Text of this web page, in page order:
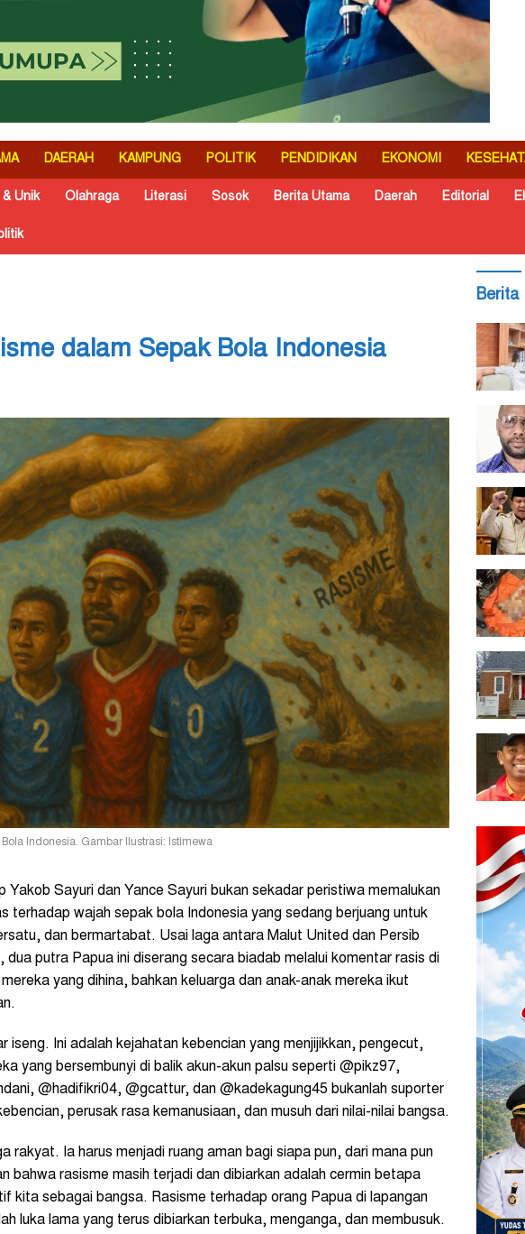
DAERAH KAMPUNG POLITIK PENDIDIKAN EKONOMI
& Unik Olahraga Literasi Sosok Berita Utama Daerah Editorial
dalam Sepak Bola Indonesia
Indonesia. Gambar Ilustrasi: Istimewa
Yakob Sayuri dan Yance Sayuri bukan sekadar peristiwa memalukan
terhadap wajah sepak bola Indonesia yang sedang berjuang untuk
dan bermartabat. Usai laga antara Malut United dan Persib
dua putra Papua ini diserang secara biadab melalui komentar rasis di
yang dihina, bahkan keluarga dan anak-anak mereka ikut
iseng. Ini adalah kejahatan kebencian yang menjijikkan, pengecut,
yang bersembunyi di balik akun-akun palsu seperti @pikz97,
@hadifikri04, @gcattur, dan @kadekagung45 bukanlah suporter
perusak rasa kemanusiaan, dan musuh dari nilai-nilai bangsa.
rakyat. Ia harus menjadi ruang aman bagi siapa pun, dari mana pun
bahwa rasisme masih terjadi dan dibiarkan adalah cermin betapa
kita sebagai bangsa. Rasisme terhadap orang Papua di lapangan
luka lama yang terus dibiarkan terbuka, menganga, dan membusuk.
Berita